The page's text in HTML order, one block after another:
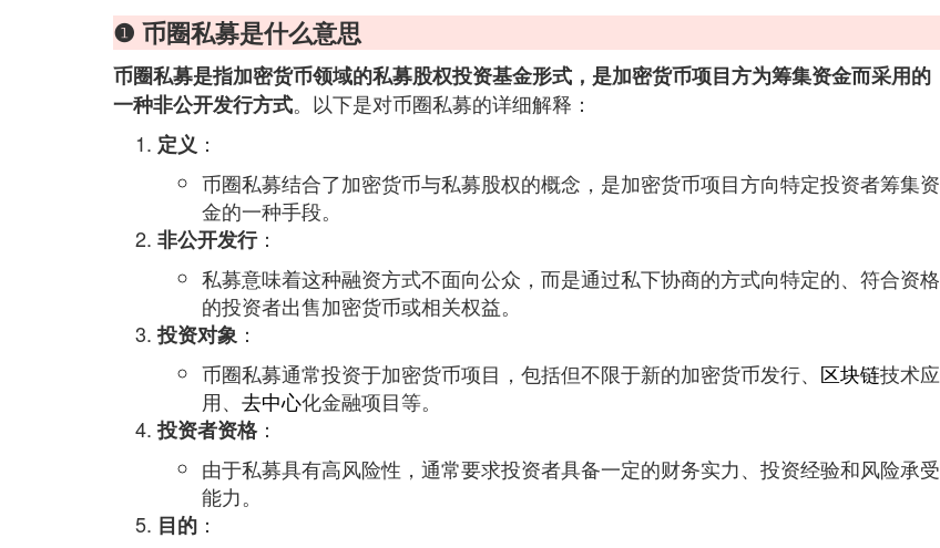
❶ 币圈私募是什么意思
币圈私募是指加密货币领域的私募股权投资基金形式，是加密货币项目方为筹集资金而采用的
一种非公开发行方式。以下是对币圈私募的详细解释：
定义 ：
币圈私募结合了加密货币与私募股权的概念，是加密货币项目方向特定投资者筹集资
金的一种手段。
非公开发行：
私募意味着这种融资方式不面向公众，而是通过私下协商的方式向特定的、符合资格
的投资者出售加密货币或相关权益。
投资对象 ：
币圈私募通常投资于加密货币项目，包括但不限于新的加密货币发行、 区块链技术应
用、 去中心化金融项目等。
投资者资格：
由于私募具有高风险性，通常要求投资者具备一定的财务实力、投资经验和风险承受
能力。
目的 ：